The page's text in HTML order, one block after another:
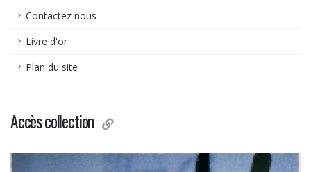
Contactez nous
Livre d'or
Plan du site
Accès collection